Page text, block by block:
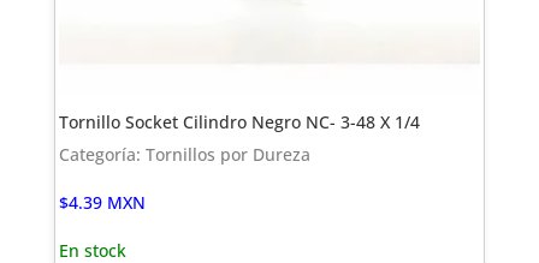
Tornillo Socket Cilindro Negro NC- 3-48 X 1/4
Categoría: Tornillos por Dureza
$4.39 MXN
En stock